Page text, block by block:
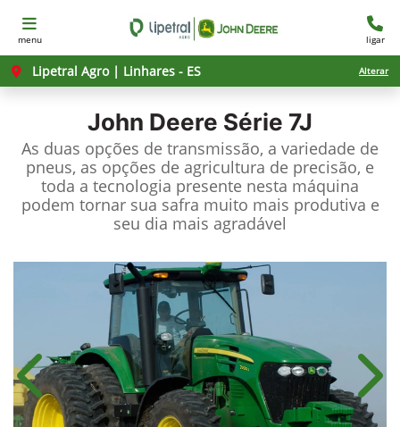
menu ligar
Lipetral Agro | Linhares - ES Alterar
John Deere Série 7J
As duas opções de transmissão, a variedade de
pneus, as opções de agricultura de precisão, e
toda a tecnologia presente nesta máquina
podem tornar sua safra muito mais produtiva e
seu dia mais agradável
Anterior